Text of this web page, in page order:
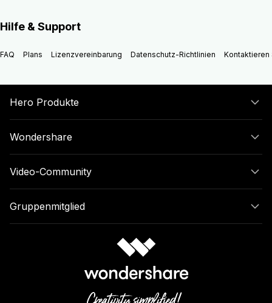
Hilfe & Support
FAQ Plans Lizenzvereinbarung Datenschutz-Richtlinien Kontaktieren
Hero Produkte
Wondershare
Video-Community
Gruppenmitglied